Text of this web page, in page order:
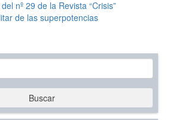
nº 29 de la Revista “Crisis”
de las superpotencias
Buscar